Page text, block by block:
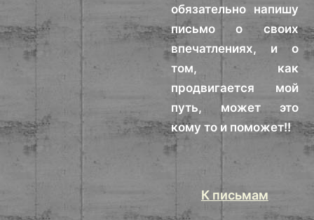
обязательно напишу
письмо о своих
впечатлениях, и о
том, как
продвигается мой
путь, может это
кому то и поможет!!
К письмам